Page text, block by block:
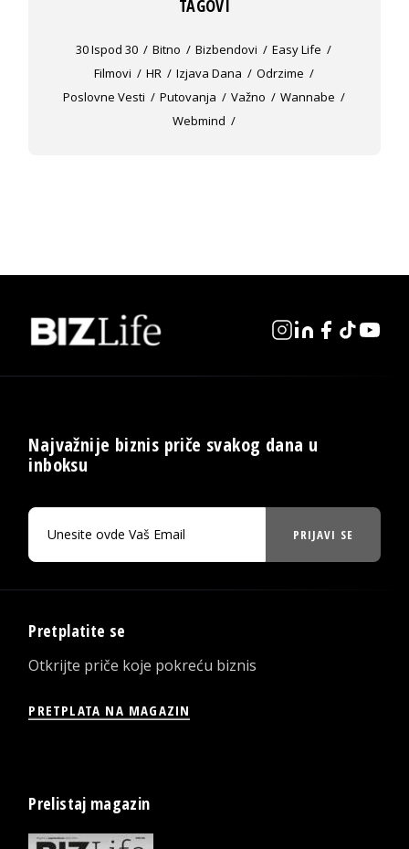
TAGOVI
30 Ispod 30 Bitno Bizbendovi
Easy Life
Filmovi
HR Izjava Dana
Odrzime
Poslovne Vesti
Putovanja Važno
Wannabe
Webmind
Najvažnije biznis priče svakog dana u
inboksu
PRIJAVI SE
Pretplatite se
Otkrijte priče koje pokreću biznis
PRETPLATA NA MAGAZIN
Prelistaj magazin